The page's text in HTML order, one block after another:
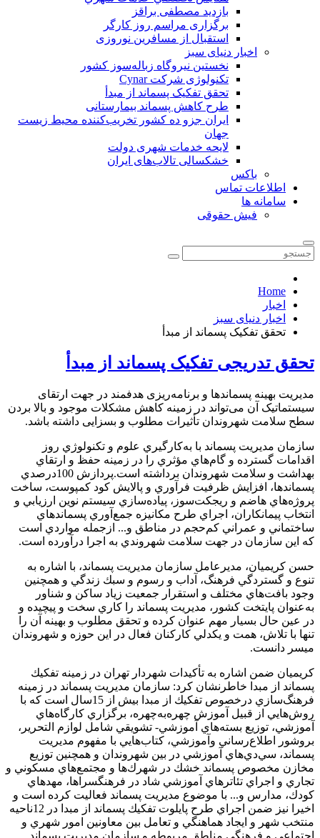
بازدید مصطفی براقز
برگزاری مراسم روز کارگر
استقبال از مسافرین نوروزی
اخبار دنیای سبز
نخستین نیروگاه زباله‌سوز کشور
تکنولوژی شرکت Cynar
تحقق تفکیک پسماند از مبدأ
طرح کاهش پسماند بیمارستانی
ايران جزو ده كشور تخريب‌كننده محيط زيست
جهان
لایحه خدمات شهری دولت
خشکسالی تالاب‌های ایران
باکس
اطلاعات تماس
سامانه ها
فیش حقوقی
Home
اخبار
اخبار دنیای سبز
تحقق تفکیک پسماند از مبدأ
تحقق تدریجی تفکیک پسماند از مبدأ
مدیریت بهینه پسماندها و برنامه‌ریزی هدفمند در جهت ارتقای
سیستماتیک آن می‌تواند در زمینه کاهش مشکلات موجود و بالا بردن
سطح سلامت شهروندان تأثیرات مطلوب و بسزایی داشته باشد.
سازمان مديريت پسماند با به‌كارگيري علوم و تكنولوژي روز
اقدامات گسترده و گام‌هاي مؤثري را در زمينه حفظ و ارتقاي
بهداشت و سلامت شهروندان برداشته است.پردازش 100درصدي
پسماندها، افزايش ظرفيت فرآوري و پالايش كود كمپوست، ساخت
پروژه‌هاي هاضم و ريجكت‌سوز‌، پياده‌سازي سيستم نوين ارزيابي و
انتخاب پيمانكاران، اجراي طرح مكانيزه جمع‌آوري پسماندهاي
ساختماني و عمراني كم‌حجم در مناطق و... ازجمله مواردي است
كه اين سازمان در جهت سلامت شهروندي به اجرا درآورده است.
حسن كريميان، مديرعامل سازمان مديريت پسماند، با اشاره به
تنوع و گستردگي فرهنگ، آداب و رسوم و سبك زندگي و همچنين
وجود بافت‌هاي مختلف و استقرار جمعيت زياد ساكن و شناور
به‌عنوان پايتخت كشور، مديريت پسماند را كاري سخت و پيچيده و
در عين حال بسيار مهم عنوان كرده و تحقق مطلوب و بهينه آن را
تنها با تلاش، همت و يكدلي كاركنان فعال در اين حوزه و شهروندان
ميسر دانست.
كريميان ضمن اشاره به تأكيدات شهردار تهران در زمينه تفكيك
پسماند از مبدا خاطرنشان كرد: سازمان مديريت پسماند در زمينه
فرهنگ‌سازي‌ درخصوص تفكيك از مبدا بيش از 15سال است كه با
روش‌هايي از قبيل آموزش چهره‌به‌چهره، برگزاري كارگاه‌هاي
آموزشي، توزيع بسته‌هاي آموزشي‌- تشويقي شامل لوازم التحرير،
بروشور اطلاع‌رساني وآموزشي، كتاب‌هايي با مفهوم مديريت
پسماند، سي‌دي‌هاي آموزشي در بين شهروندان و همچنين توزيع
مخازن مخصوص پسماند خشك در شهرك‌ها و مجتمع‌هاي مسكوني و
تجاري و اجراي تئاترهاي آموزشي شاد در فرهنگسراها، مهدهاي
كودك، مدارس و... با موضوع مديريت پسماند فعاليت كرده است و
اخيرا نيز ضمن اجراي طرح پايلوت تفكيك پسماند از مبدا در 12ناحيه
منتخب شهر و ايجاد هماهنگي و تعامل بين معاونين امور شهري و
اجتماعي و فرهنگي مناطق مربوطه و سازمان مديريت پسماند